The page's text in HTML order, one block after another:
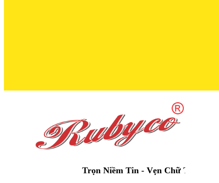
Trọn Niềm Tin - Vẹn Chữ Tín